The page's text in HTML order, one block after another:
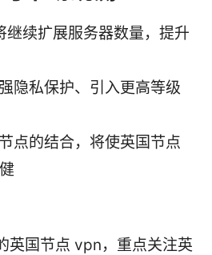
继续扩展服务器数量，提升
隐私保护、引入更高等级
点的结合，将使英国节点
英国节点 vpn，重点关注英